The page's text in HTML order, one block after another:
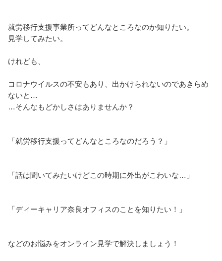
就労移行支援事業所ってどんなところなのか知りたい。
見学してみたい。
けれども、
コロナウイルスの不安もあり、出かけられないのであきらめ
ないと…
…そんなもどかしさはありませんか？
「就労移行支援ってどんなところなのだろう？」
「話は聞いてみたいけどこの時期に外出がこわいな…」
「ディーキャリア奈良オフィスのことを知りたい！」
などのお悩みをオンライン見学で解決しましょう！